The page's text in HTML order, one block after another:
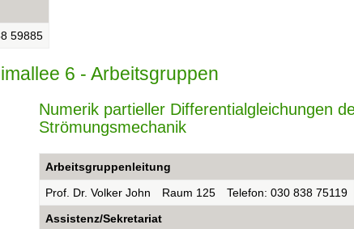
59885
6 - Arbeitsgruppen
Numerik partieller Differentialgleichungen
Strömungsmechanik
Arbeitsgruppenleitung
Prof. Dr. Volker John
Raum 125
Telefon: 030 838 75119
Assistenz/Sekretariat